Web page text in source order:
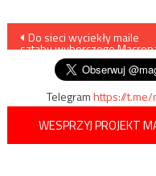
Nawigacja
wpisu
Do sieci wyciekły maile
sztabu wyborczego
Telegramhttps://t.me/
WESPRZYJ PROJEKT